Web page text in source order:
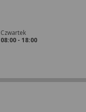
Czwartek
08:00 - 18:00